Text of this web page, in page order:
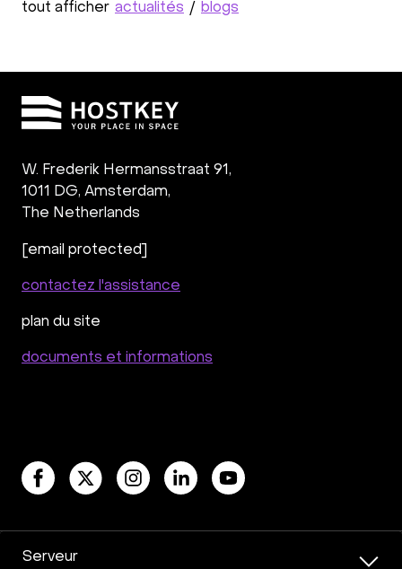
tout afficher actualités / blogs
W. Frederik Hermansstraat 91,
1011 DG, Amsterdam,
The Netherlands
[email protected]
contactez l'assistance
plan du site
documents et informations
Serveur